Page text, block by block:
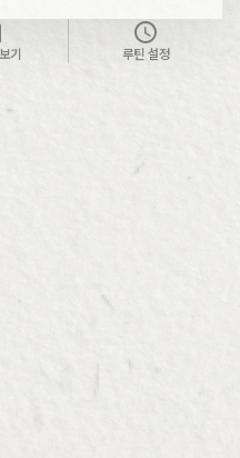
기 루틴 설정